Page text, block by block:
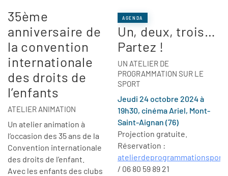
35ème
anniversaire de
la convention
internationale
des droits de
l’enfants
ATELIER ANIMATION
Un atelier animation à
l’occasion des 35 ans de la
Convention internationale
des droits de l’enfant.
Avec les enfants des clubs
AGENDA
Un, deux, trois…
Partez !
UN ATELIER DE
PROGRAMMATION SUR LE
SPORT
Jeudi 24 octobre 2024 à
19h30, cinéma Ariel, Mont-
Saint-Aignan (76)
Projection gratuite.
Réservation :
/ 06 80 59 89 21